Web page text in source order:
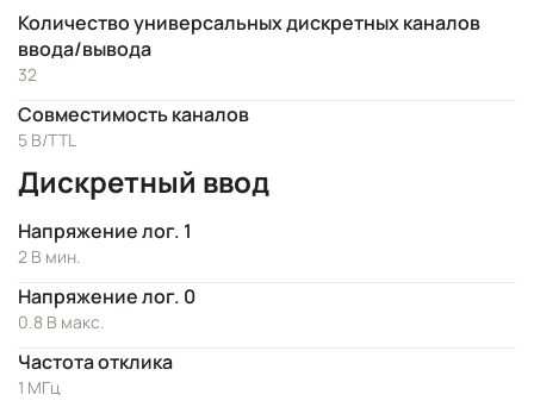
Количество универсальных дискретных каналов
ввода/вывода
32
Совместимость каналов
5 В/TTL
Дискретный ввод
Напряжение лог. 1
2 В мин.
Напряжение лог. 0
0.8 В макс.
Частота отклика
1 МГц